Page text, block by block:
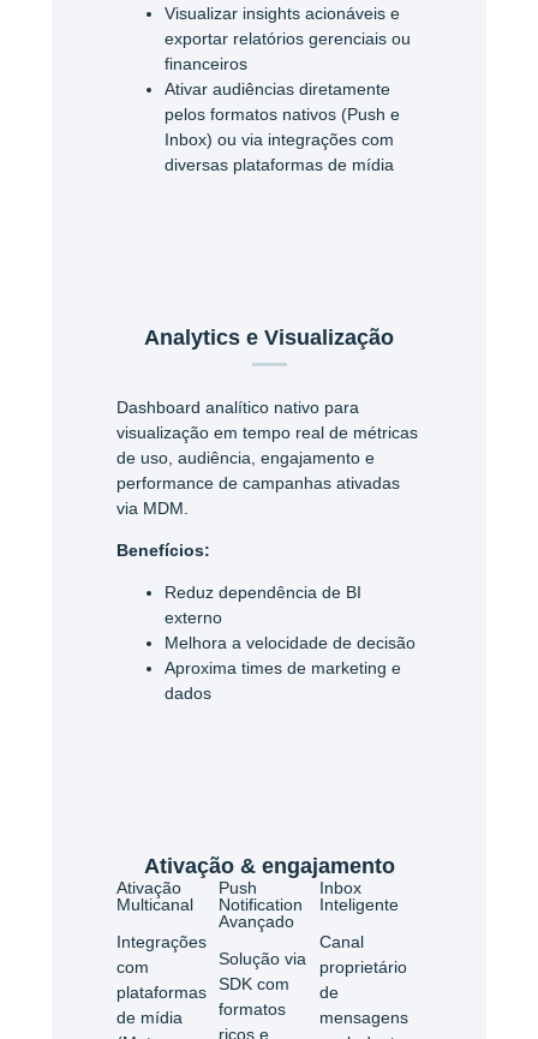
Visualizar insights acionáveis e
exportar relatórios gerenciais ou
financeiros
Ativar audiências diretamente
pelos formatos nativos (Push e
Inbox) ou via integrações com
diversas plataformas de mídia
Analytics e Visualização
Dashboard analítico nativo para
visualização em tempo real de métricas
de uso, audiência, engajamento e
performance de campanhas ativadas
via MDM.
Benefícios:
Reduz dependência de BI
externo
Melhora a velocidade de decisão
Aproxima times de marketing e
dados
Ativação & engajamento
Ativação
Multicanal
Integrações
com
plataformas
de mídia
Push
Notification
Avançado
Solução via
SDK com
formatos
ricos e
Inbox
Inteligente
Canal
proprietário
de
mensagens